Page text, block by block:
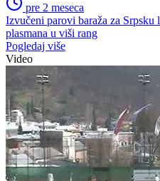
pre 2 meseca
Izvučeni parovi baraža za
plasmana u viši rang
Pogledaj više
Video